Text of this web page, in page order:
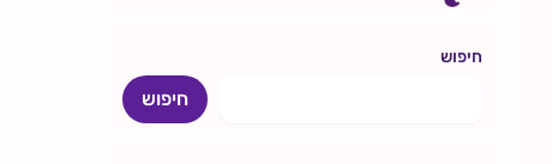
חיפוש
חיפוש